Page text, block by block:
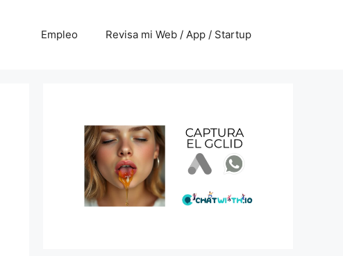
Empleo Revisa mi Web / App / Startup